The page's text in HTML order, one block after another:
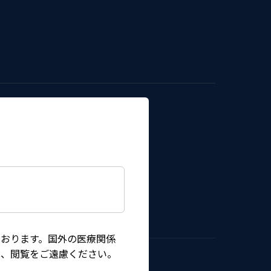
ります。国外の医療関係
閲覧をご遠慮ください。